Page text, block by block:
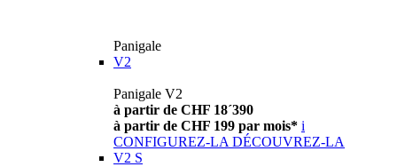
Panigale
V2
Panigale V2
à partir de CHF 18´390
à partir de CHF 199 par mois* i
CONFIGUREZ-LA DÉCOUVREZ-LA
V2 S